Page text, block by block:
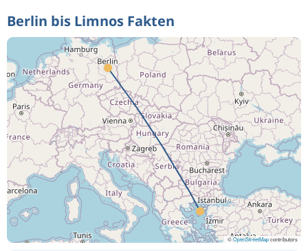
Berlin bis Limnos Fakten
©OpenStreetMapcontributors